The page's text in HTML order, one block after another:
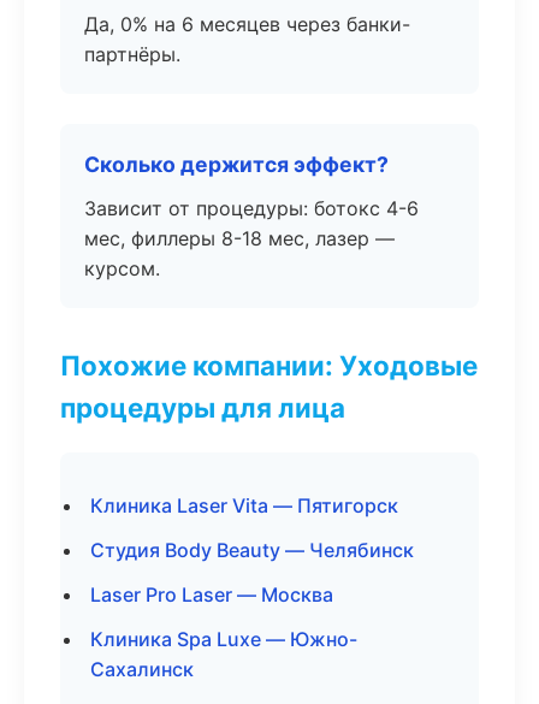
Да, 0% на 6 месяцев через банки-
партнёры.
Сколько держится эффект?
Зависит от процедуры: ботокс 4-6
мес, филлеры 8-18 мес, лазер —
курсом.
Похожие компании: Уходовые
процедуры для лица
Клиника Laser Vita — Пятигорск
Студия Body Beauty — Челябинск
Laser Pro Laser — Москва
Клиника Spa Luxe — Южно-
Сахалинск